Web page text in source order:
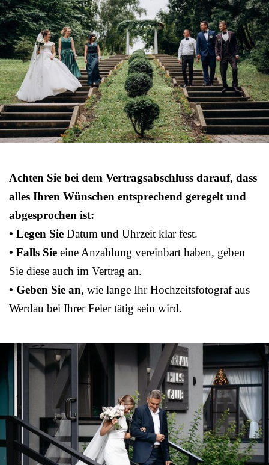
Achten Sie bei dem Vertragsabschluss darauf, dass
alles Ihren Wünschen entsprechend geregelt und
abgesprochen ist:
• Legen Sie Datum und Uhrzeit klar fest.
• Falls Sie eine Anzahlung vereinbart haben, geben
Sie diese auch im Vertrag an.
• Geben Sie an, wie lange Ihr Hochzeitsfotograf aus
Werdau bei Ihrer Feier tätig sein wird.